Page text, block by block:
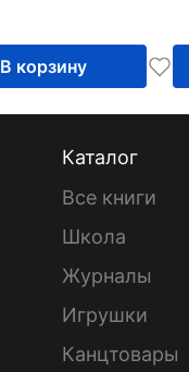
В корзину
Каталог
Все книги
Школа
Журналы
Игрушки
Канцтовары